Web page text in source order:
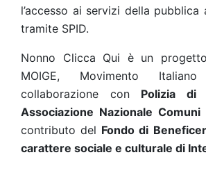
l’accesso ai servizi della pubblica
tramite SPID.
Nonno Clicca Qui è un
MOIGE, Movimento
collaborazione con Polizia di
Associazione Nazionale Comuni
contributo del Fondo di
carattere sociale e culturale di